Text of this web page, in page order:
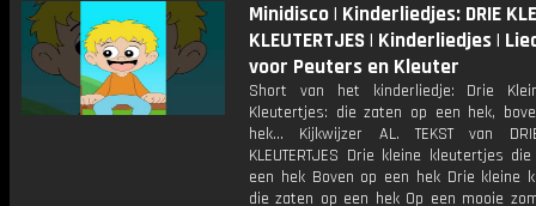
Minidisco | Kinderliedjes: DRIE
KLEUTERTJES | Kinderliedjes |
voor Peuters en Kleuter
Short van het kinderliedje: Drie
Kleutertjes: die zaten op een hek,
hek… Kijkwijzer AL. TEKST van
KLEUTERTJES Drie kleine kleutertjes
een hek Boven op een hek Drie kleine
die zaten op een hek Op een mooie